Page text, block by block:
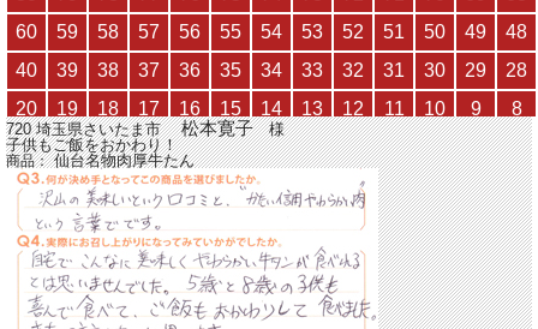
720 埼玉県さいたま市松本寛子様
子供もご飯をおかわり！
商品：仙台名物肉厚牛たん